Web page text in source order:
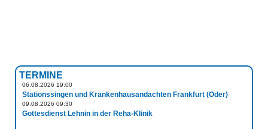
TERMINE
06.08.2026 19:00
Stationssingen und Krankenhausandachten Frankfurt (Oder)
09.08.2026 09:30
Gottesdienst Lehnin in der Reha-Klinik